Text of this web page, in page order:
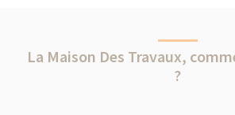
La Maison Des Travaux,
?